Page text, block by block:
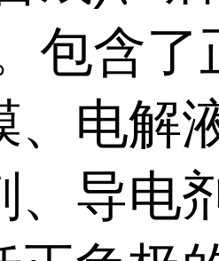
包含了
、电解
、导电